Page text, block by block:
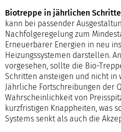
Biotreppe in jährlichen
kann bei passender
Nachfolgeregelung zum
Erneuerbarer Energien in neu
Heizungssystemen darstellen.
vorgesehen, sollte die Bio-
Schritten ansteigen und nicht in
Jährliche Fortschreibungen der
Wahrscheinlichkeit von
kurzfristigen Knappheiten, was
Systems senkt als auch die